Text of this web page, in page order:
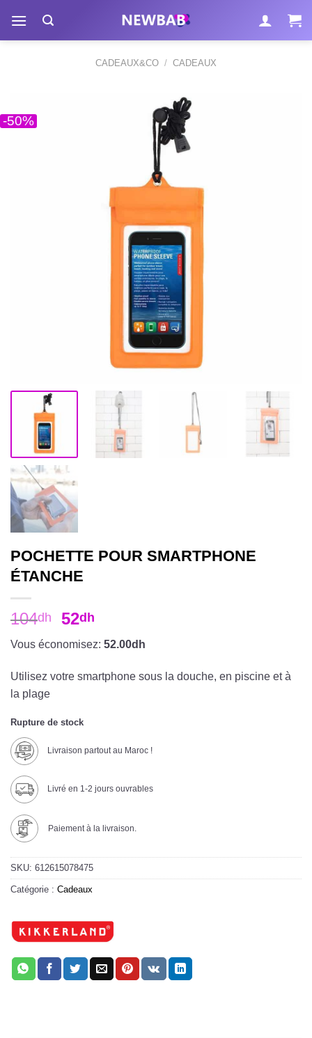
contenu
CADEAUX&CO / CADEAUX
-50%
POCHETTE POUR SMARTPHONE
ÉTANCHE
104dh 52dh
Vous économisez: 52.00dh
Utilisez votre smartphone sous la douche, en piscine et à
la plage
Rupture de stock
Livraison partout au Maroc !
Livré en 1-2 jours ouvrables
Paiement à la livraison.
SKU: 612615078475
Catégorie : Cadeaux